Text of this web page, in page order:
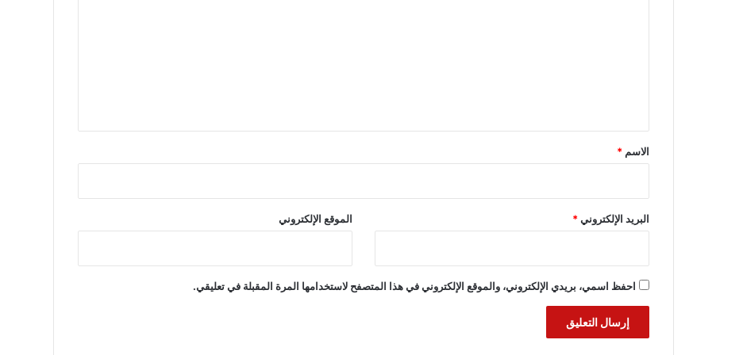
*
الاسم *
البريد الإلكتروني* الموقع الإلكتروني
احفظ اسمي، بريدي الإلكتروني، والموقع الإلكتروني في هذا المتصفح لاستخدامها المرة المقبلة في تعليقي.